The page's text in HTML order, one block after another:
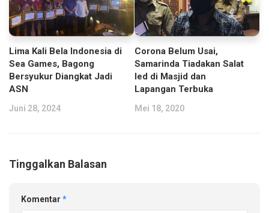
Lima Kali Bela Indonesia di
Sea Games, Bagong
Bersyukur Diangkat Jadi
ASN
Juni 28, 2024
Corona Belum Usai,
Samarinda Tiadakan Salat
Ied di Masjid dan
Lapangan Terbuka
Mei 18, 2020
Tinggalkan Balasan
Komentar *